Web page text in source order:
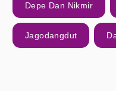
Depe Dan Nikmir
Jagodangdut